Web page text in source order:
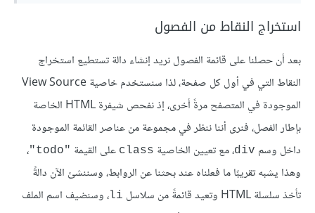
استخراج النقاط من الفصول
بعد أن حصلنا على قائمة الفصول نريد إنشاء دالة تستطيع استخراج
النقاط التي في أول كل صفحة، لذا سنستخدم خاصية View Source
الموجودة في المتصفح مرةً أخرى، إذ نفحص شيفرة HTML الخاصة
بإطار الفصل، فنرى أننا ننظر في مجموعة من عناصر القائمة الموجودة
داخل وسم div، مع تعيين الخاصية class على القيمة "todo"
،
وهذا يشبه تقريبًا ما فعلناه عند بحثنا عن الروابط، وسننشئ الآن دالةً
تأخذ سلسلة HTML وتعيد قائمةً من سلاسل
li، وسنضيف اسم الملف